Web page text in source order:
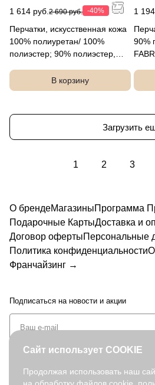
1 614 руб. 2 690 руб. -40%
Перчатки, искусственная кожа
100% полиуретан/ 100%
полиэстер; 90% полиэстер,
В корзину
1
90%
Загрузить
1 2 3
О брендеМагазиныПрограмма
Подарочные КартыДоставка и
Договор офертыПерсональные
Политика конфиденциальности
Франчайзинг →
Подписаться на новости и акции
Сайт использует COOKIE
Продолжая использовать наш